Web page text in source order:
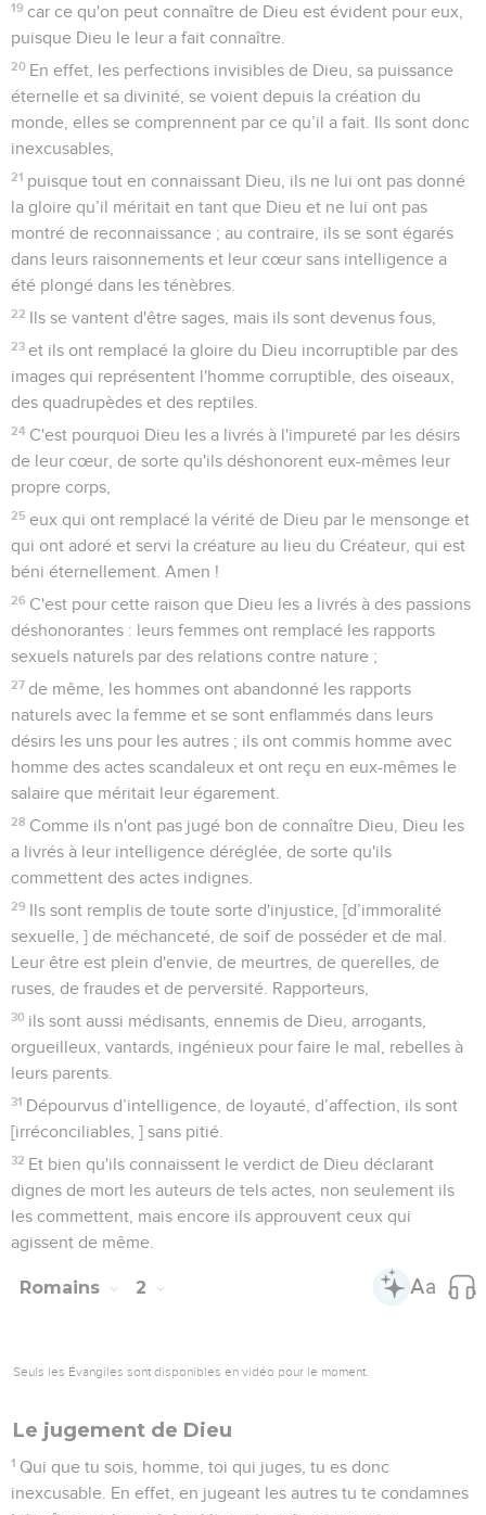
l'adultère ! Toi qui as les idoles en horreur, tu pilles les
temples !
Toi qui places ta fierté dans la loi, tu déshonores Dieu en
la transgressant !
24 En effet, le nom de Dieu est blasphémé parmi les nations
à cause de vous, comme cela est écrit.
25 Certes, la circoncision est utile si tu mets en pratique la
loi ; mais si tu la violes, ta circoncision devient incirconcision.
26 Si donc l'incirconcis respecte les commandements de la
loi, son incirconcision ne sera-t-elle pas comptée comme
circoncision ?
27 Ainsi, l'homme qui accomplit la loi sans être circoncis
physiquement ne te condamnera-t-il pas, toi qui la
transgresses tout en ayant la loi écrite et la circoncision ?
28 Le Juif, ce n'est pas celui qui en a l’apparence, et la
circoncision, ce n'est pas celle qui est visible dans le corps.
29 Mais le Juif, c'est celui qui l'est intérieurement, et la
circoncision, c'est celle du cœur, accomplie par l'Esprit et
non par la loi écrite. La louange que reçoit ce Juif ne vient
pas des hommes, mais de Dieu.
Quel est donc l'avantage des Juifs ou quelle est l'utilité de
la circoncision ?
2 Cet avantage est grand de toute manière. Tout d'abord,
c’est à eux que les paroles révélées de Dieu ont été
confiées.
3
Que dire si quelques-uns n'ont pas cru ? Leur incrédulité
annulera-t-elle la fidélité de Dieu ?
4 Certainement pas ! Reconnaissons que Dieu est vrai et tout
homme menteur, comme cela est écrit : Ainsi tu as été
trouvé juste dans tes paroles et tu triomphes dans ton
jugement.
5 Mais si notre injustice met en évidence la justice de Dieu,
que dirons-nous ? Dieu est-il injuste quand il déchaîne sa
colère ? – Je parle ici à la manière des hommes. –
6
Certainement pas ! Autrement, comment Dieu pourrait-il
juger le monde ?
7 Et si mon mensonge fait d’autant plus éclater la vérité de
Dieu pour sa gloire, pourquoi donc serais-je moi-même
encore jugé comme pécheur ?
8 Et pourquoi ne ferions-nous pas le mal afin qu'il en résulte
du bien ? Quelques-uns, pour nous calomnier, prétendent
que c’est ce que nous disons. La condamnation de ces gens
Personne n'est juste
Que dire donc ? Sommes-nous supérieurs aux autres ? Pas
du tout. En effet, nous avons déjà prouvé que Juifs et non-
Juifs sont tous sous la domination du péché,
10 comme cela est écrit : Il n'y a pas de juste, pas même un